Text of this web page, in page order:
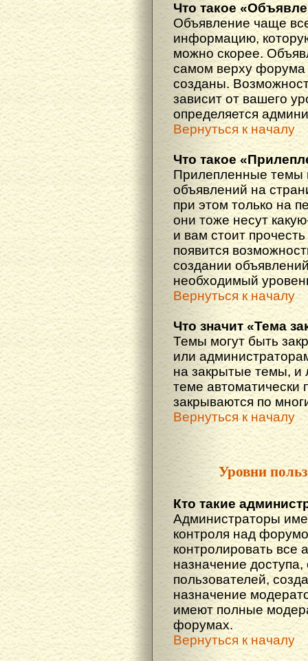
Что такое
Объявление чаще
информацию,
можно скорее.
самом верху форума
созданы.
зависит от вашего
определяется
Вернуться к началу
Что такое
Прилепленные темы
объявлений на
при этом только на
они тоже несут
и вам стоит
появится
создании
необходимый
Вернуться к началу
Что значит «Тема
Темы могут быть
или
на закрытые темы, и
теме автоматически
закрываются по
Вернуться к началу
Уровни
Кто такие
Администраторы
контроля над
контролировать все
назначение
пользователей,
назначение
имеют полные
форумах.
Вернуться к началу